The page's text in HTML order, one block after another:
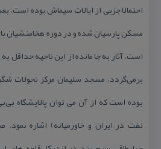
احتمالا جزیی از ایالات سیماش بوده است.
مسكن پارسیان شده و در دوره هخامنشیان
است. آثار به جا مانده از این ناحیه حداقل
برمی‌گردد. مسجد سلیمان مركز تحولات
بوده است كه از آن می توان پالایشگاه
نفت در ایران و خاورمیانه) اشاره